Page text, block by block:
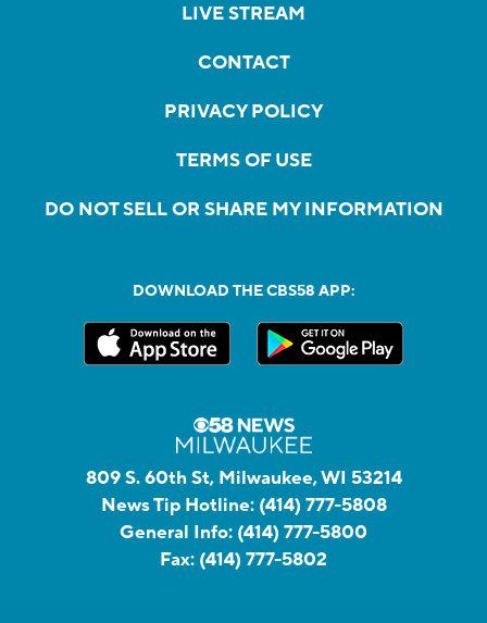
LIVE STREAM
CONTACT
PRIVACY POLICY
TERMS OF USE
DO NOT SELL OR SHARE MY INFORMATION
DOWNLOAD THE CBS58 APP:
809 S. 60th St, Milwaukee, WI 53214
News Tip Hotline: (414) 777-5808
General Info: (414) 777-5800
Fax: (414) 777-5802